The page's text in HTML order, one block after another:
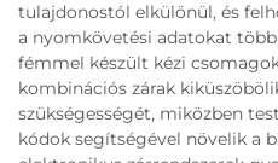
tulajdonostól elkülönül, és
a nyomkövetési adatokat
fémmel készült kézi
kombinációs zárak
szükségességét, miközben
kódok segítségével növelik a